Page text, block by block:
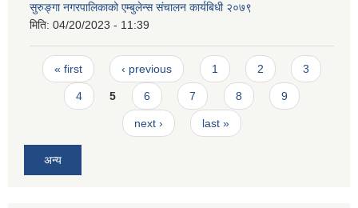
सुरुङ्गा नगरपालिकाको एम्बुलेन्स संचालन कार्यबिधी २०७९
मिति: 04/20/2023 - 11:39
Pages
« first ‹ previous 1 2 3
4 5 6 7 8 9
next › last »
अन्य